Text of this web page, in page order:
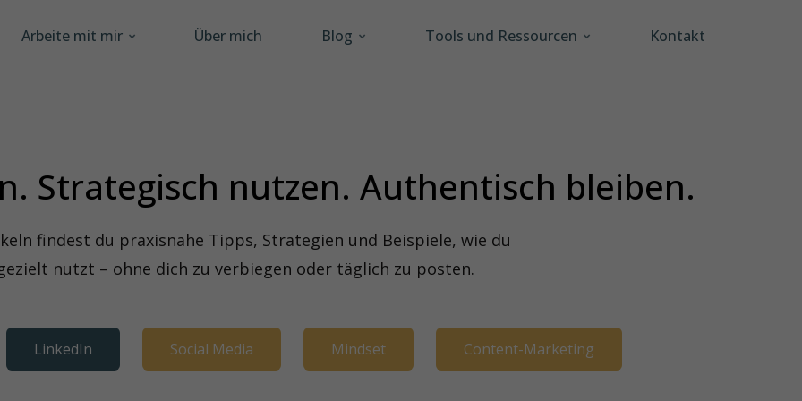
Arbeite mit mir Über mich Blog Tools und Ressourcen Kontakt
Strategisch nutzen. Authentisch bleiben.
findest du praxisnahe Tipps, Strategien und Beispiele, wie du
nutzt – ohne dich zu verbiegen oder täglich zu posten.
LinkedIn Social Media Mindset Content-Marketing